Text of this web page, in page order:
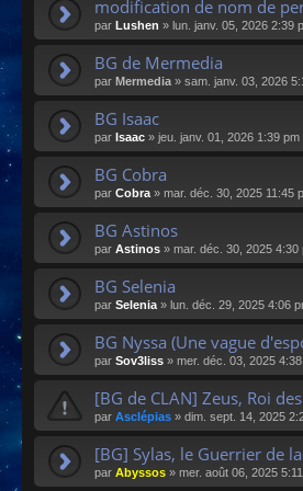
modification de nom de
par Lushen » lun. janv. 05, 2026 2:39
BG de Mermedia
par Mermedia » sam. janv. 03, 2026
BG Isaac
par Isaac » jeu. janv. 01, 2026 1:39 pm
BG Cobra
par Cobra» mar. déc. 30, 2025 11:45
BG Astinos
par Astinos » mar. déc. 30, 2025 4:30
BG Selenia
par Selenia» lun. déc. 29, 2025 4:06
BG Nyssa (Une vague
par Sov3liss » mer. déc. 03, 2025
[BG de CLAN] Zeus, Roi
par Asclépias » dim. sept. 14, 2025
[BG] Sylas, le Guerrier de
par Abyssos » mer. août 06, 2025